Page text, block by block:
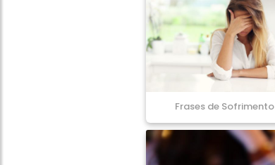
Frases de Sofrimento